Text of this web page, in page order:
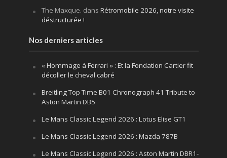
The Maxque. dans Rétromobile 2026, notre visite
déstructurée !
Nos derniers articles
« Hommage à Ferrari » : Et la Fondation Cartier fit
décoller le cheval cabré
Breitling Top Time B01 Chronograph 41 Tribute to
Aston Martin DB5
Le Mans Classic Legend 2026 : Lotus Elise GT1
Le Mans Classic Legend 2026 : Mazda 787B
Le Mans Classic Legend 2026 : Aston Martin DBR1-